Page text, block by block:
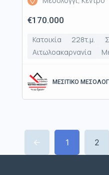
€170.000
Κατοικία 228τ.μ.
Αιτωλοακαρνανία
ΜΕΣΙΤΙΚΟ
1 2